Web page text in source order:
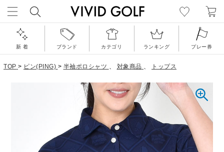
新 着 ブランド カテゴリ ランキング プレー券
TOP > ピン(PING) > 半袖ポロシャツ 、 対象商品 、 トップス